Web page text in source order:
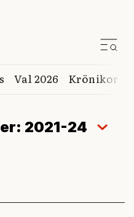
Val 2026 Krönikor
2021-24